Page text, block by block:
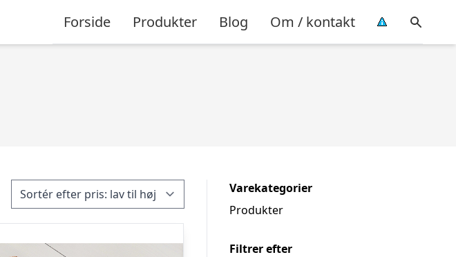
Forside Produkter Blog Om / kontakt
Varekategorier
Produkter
Filtrer efter